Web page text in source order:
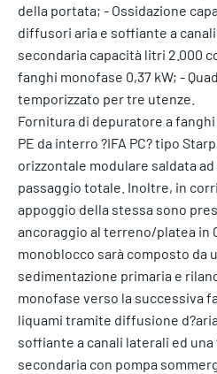
della portata; - Ossidazione
diffusori aria e soffiante a
secondaria capacità litri 2.000
fanghi monofase 0,37 kW; -
temporizzato per tre utenze.
Fornitura di depuratore a
PE da interro ?IFA PC? tipo
orizzontale modulare saldata
passaggio totale. Inoltre, in
appoggio della stessa sono
ancoraggio al terreno/platea in
monoblocco sarà composto da
sedimentazione primaria e
monofase verso la successiva
liquami tramite diffusione
soffiante a canali laterali ed
secondaria con pompa